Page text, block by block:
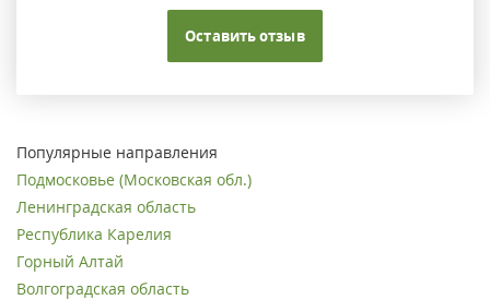
Оставить отзыв
Популярные направления
Подмосковье (Московская обл.)
Ленинградская область
Республика Карелия
Горный Алтай
Волгоградская область